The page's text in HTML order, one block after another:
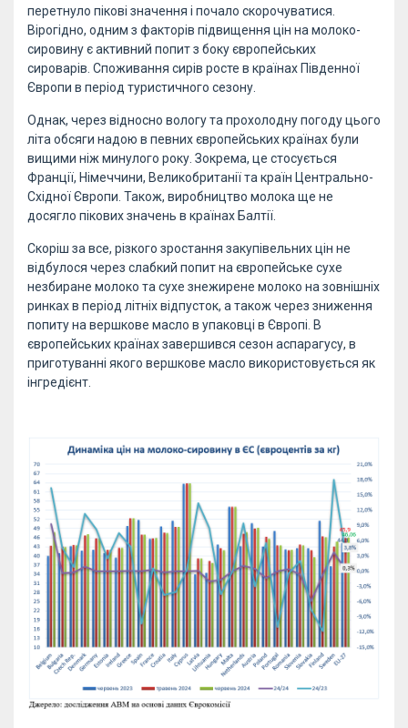
перетнуло пікові значення і почало скорочуватися.
Вірогідно, одним з факторів підвищення цін на молоко-
сировину є активний попит з боку європейських
сироварів. Споживання сирів росте в країнах Південної
Європи в період туристичного сезону.
Однак, через відносно вологу та прохолодну погоду цього
літа обсяги надою в певних європейських країнах були
вищими ніж минулого року. Зокрема, це стосується
Франції, Німеччини, Великобританії та країн Центрально-
Східної Європи. Також, виробництво молока ще не
досягло пікових значень в країнах Балтії.
Скоріш за все, різкого зростання закупівельних цін не
відбулося через слабкий попит на європейське сухе
незбиране молоко та сухе знежирене молоко на зовнішніх
ринках в період літніх відпусток, а також через зниження
попиту на вершкове масло в упаковці в Європі. В
європейських країнах завершився сезон аспарагусу, в
приготуванні якого вершкове масло використовується як
інгредієнт.